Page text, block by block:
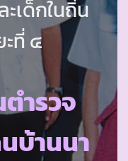
เด็กในถิ่น
ที่ ๔
ำรวจ
บ้านนา